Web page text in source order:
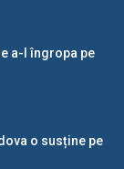
a-l îngropa pe
o susține pe